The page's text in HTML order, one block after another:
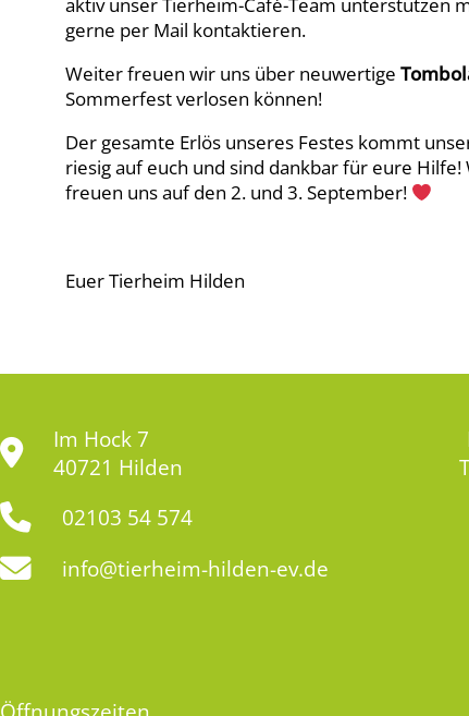
aktiv unser Tierheim-Café-Team unterstützen
gerne per Mail kontaktieren.
Weiter freuen wir uns über neuwertige
Sommerfest verlosen können!
Der gesamte Erlös unseres Festes kommt
riesig auf euch und sind dankbar für eure
freuen uns auf den 2. und 3. September!
Euer Tierheim Hilden
Im Hock 7
40721 Hilden
02103 54 574
info@tierheim-hilden-ev.de